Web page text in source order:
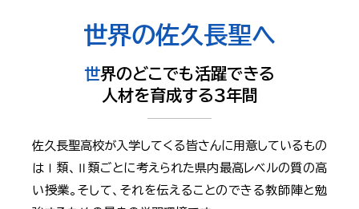
世界の佐久長聖へ
世界のどこでも活躍できる
人材を育成する３年間
佐久長聖高校が入学してくる皆さんに用意しているもの
はⅠ類、Ⅱ類ごとに考えられた県内最高レベルの質の高
い授業。そして、それを伝えることのできる教師陣と勉